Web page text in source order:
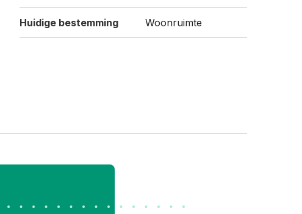
Huidige bestemming Woonruimte